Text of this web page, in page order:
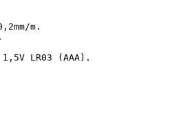
m.
LR03 (AAA).